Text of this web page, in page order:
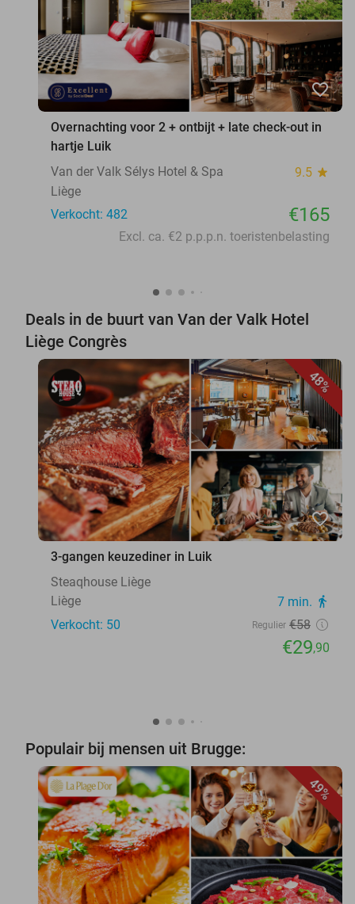
favorite_border
Overnachting voor 2 + ontbijt + late check-out in
hartje Luik
Van der Valk Sélys Hotel & Spa
9.5 star
Liège
Verkocht: 482
€165
Excl. ca. €2 p.p.p.n. toeristenbelasting
Deals in de buurt van Van der Valk Hotel
Liège Congrès
48%
favorite_border
3-gangen keuzediner in Luik
Steaqhouse Liège
Liège
7 min. directions_walk
Verkocht: 50 Regulier €58
€29,90
Populair bij mensen uit Brugge:
49%